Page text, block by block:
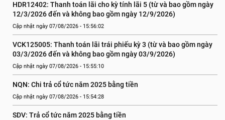
HDR12402: Thanh toán lãi cho kỳ tính lãi 5 (từ và bao gồm ngày
12/3/2026 đến và không bao gồm ngày 12/9/2026)
Cập nhật ngày 07/08/2026 - 15:56:02
VCK125005: Thanh toán lãi trái phiếu kỳ 3 (từ và bao gồm ngày
03/3/2026 đến và không bao gồm ngày 03/9/2026)
Cập nhật ngày 07/08/2026 - 15:55:10
NQN: Chi trả cổ tức năm 2025 bằng tiền
Cập nhật ngày 07/08/2026 - 15:54:28
SDV: Trả cổ tức năm 2025 bằng tiền